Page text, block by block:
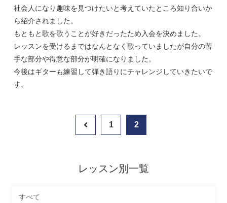
社会人になり趣味を見つけたいと考えていたところ知り合いか
ら紹介されました。
もともと歌を歌うことが好きだったため入会を決めました。
レッスンを受けるまではなんとなく歌っていましたが自分の苦
手な部分や得意な部分が明確になりました。
今後はギターも練習して弾き語りにチャレンジしていきたいで
す。
1 2
レッスン別一覧
すべて